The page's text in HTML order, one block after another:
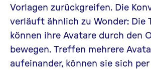
Vorlagen zurückgreifen. Die
verläuft ähnlich zu Wonder: Die
können ihre Avatare durch den
bewegen. Treffen mehrere
aufeinander, können sie sich